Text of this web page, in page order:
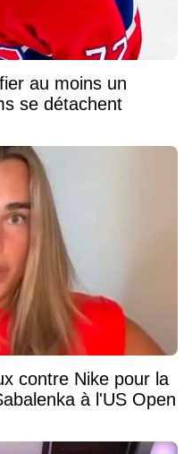
au moins un
se détachent
contre Nike pour la
à l'US Open